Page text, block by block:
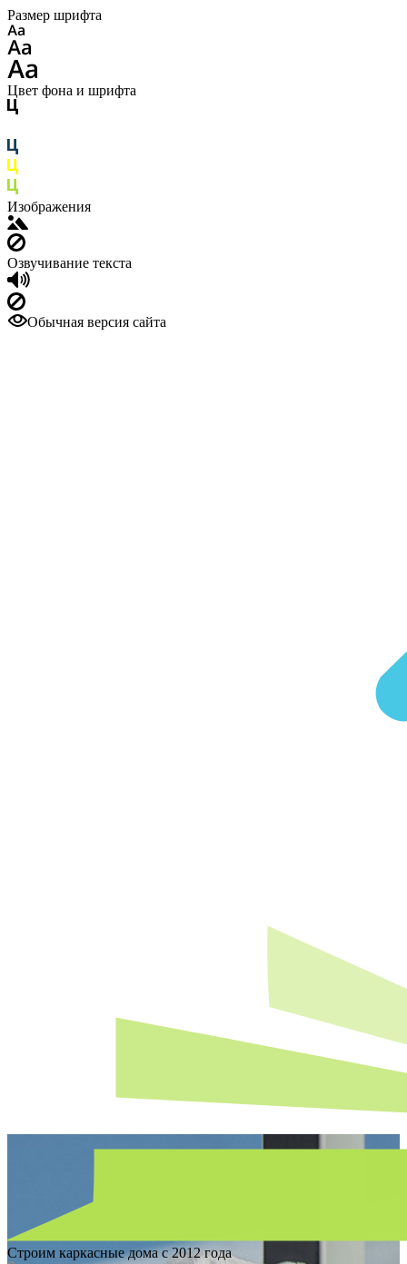
Размер шрифта
Цвет фона и шрифта
Изображения
Озвучивание текста
Обычная версия сайта
Строим каркасные дома с 2012 года